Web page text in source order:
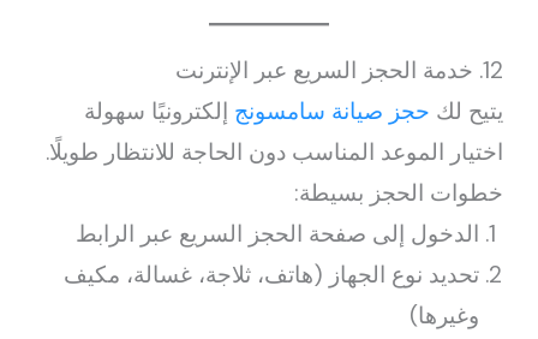
12. خدمة الحجز السريع عبر الإنترنت
يتيح لك حجز صيانة سامسونج إلكترونيًا سهولة
اختيار الموعد المناسب دون الحاجة للانتظار طويلًا.
خطوات الحجز بسيطة:
الدخول إلى صفحة الحجز السريع عبر الرابط
تحديد نوع الجهاز (هاتف، ثلاجة، غسالة، مكيف
وغيرها)